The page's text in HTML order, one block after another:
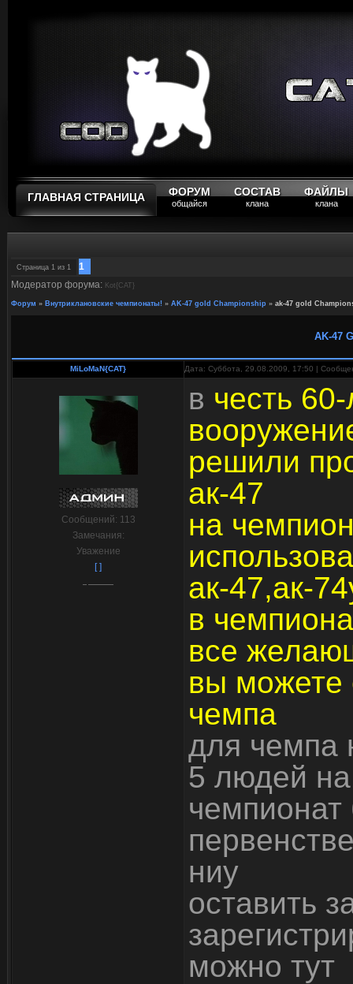
ГЛАВНАЯ СТРАНИЦА ФОРУМ
общайся
СОСТАВ
клана
ФАЙЛЫ
клана
Страница 1 из 1
1
Модератор форума: Kot{CAT}
Форум » Внутриклановские чемпионаты! » AK-47 gold Championship » ak-47 gold
AK-47
MiLoMaN{CAT} Дата: Суббота, 29.08.2009, 17:50 |
Сообщений: 113
Замечания:
Уважение
[ ]
в честь
решили
ак-47
на
ак-47,ак-
в
все
вы можете
чемпа
для чемпа
5 людей
чемпионат
ниу
оставить
можно тут